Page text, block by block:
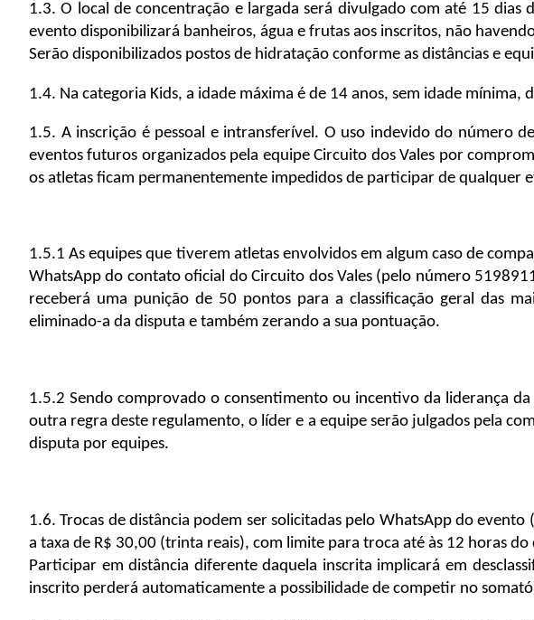
1.3. O local de concentração e largada será divulgado com até 15 dias
evento disponibilizará banheiros, água e frutas aos inscritos, não
Serão disponibilizados postos de hidratação conforme as distâncias e
1.4. Na categoria Kids, a idade máxima é de 14 anos, sem idade mínima,
1.5. A inscrição é pessoal e intransferível. O uso indevido do número
eventos futuros organizados pela equipe Circuito dos Vales por
os atletas ficam permanentemente impedidos de participar de qualquer
1.5.1 As equipes que tiverem atletas envolvidos em algum caso de
WhatsApp do contato oficial do Circuito dos Vales (pelo número
receberá uma punição de 50 pontos para a classificação geral das
eliminado-a da disputa e também zerando a sua pontuação.
1.5.2 Sendo comprovado o consentimento ou incentivo da liderança
outra regra deste regulamento, o líder e a equipe serão julgados pela
disputa por equipes.
1.6. Trocas de distância podem ser solicitadas pelo WhatsApp do
a taxa de R$ 30,00 (trinta reais), com limite para troca até às 12 horas
Participar em distância diferente daquela inscrita implicará em
inscrito perderá automaticamente a possibilidade de competir no